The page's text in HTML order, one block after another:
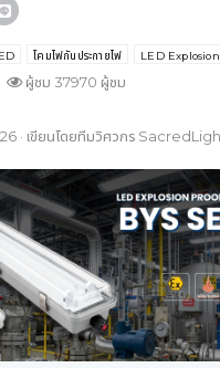
โคมไฟกันประกายไฟ LED
ผู้ชม 37970 ผู้ชม
· เขียนโดยทีมวิศวกร